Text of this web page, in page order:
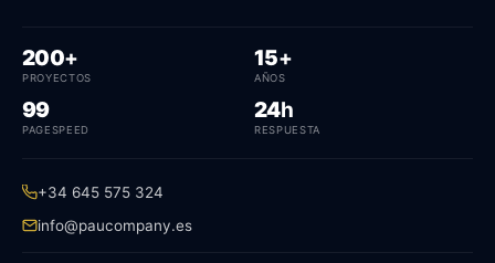
200+proyectos
PROYECTOS
15+años
AÑOS
99PageSpeed
PAGESPEED
24hhoras de respuesta
RESPUESTA
+34 645 575 324
info@paucompany.es